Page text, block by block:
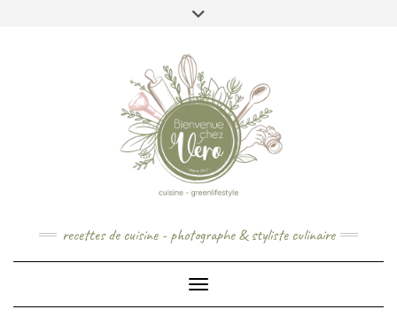
recettes de cuisine - photographe & styliste culinaire
Toggle Navigation